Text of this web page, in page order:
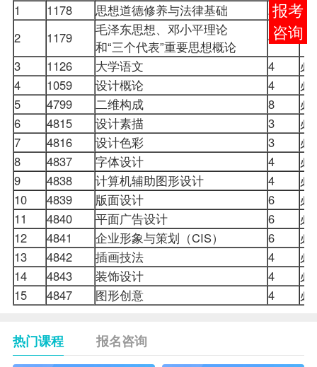
1
1178 思想道德修养与法律基础 2
2
1179
毛泽东思想、邓小平理论
和“三个代表”重要思想概论
4
3
1126 大学语文 4
4
1059 设计概论 4
5
4799 二维构成 8
6
4815 设计素描 3
7
4816 设计色彩 3
8
4837 字体设计 4
9
4838 计算机辅助图形设计 4
10
4839 版面设计 6
11
4840 平面广告设计 6
12
4841 企业形象与策划（CIS） 6
13
4842 插画技法 4
14
4843 装饰设计 4
15
4847 图形创意 4
热门课程 报名咨询
在线
客服